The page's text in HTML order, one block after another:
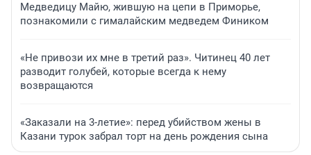
Медведицу Майю, жившую на цепи в Приморье,
познакомили с гималайским медведем Фиником
«Не привози их мне в третий раз». Читинец 40 лет
разводит голубей, которые всегда к нему
возвращаются
«Заказали на 3-летие»: перед убийством жены в
Казани турок забрал торт на день рождения сына